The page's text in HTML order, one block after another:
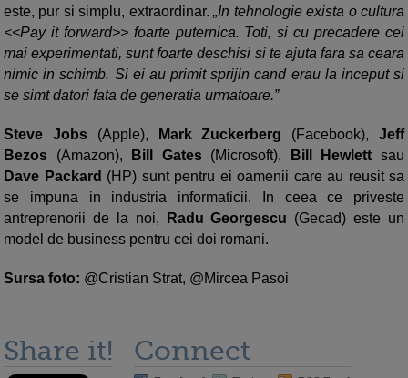
este, pur si simplu, extraordinar.„In tehnologie exista o cultura
<<Pay it forward>> foarte puternica. Toti, si cu precadere cei
mai experimentati, sunt foarte deschisi si te ajuta fara sa ceara
nimic in schimb. Si ei au primit sprijin cand erau la inceput si
se simt datori fata de generatia urmatoare.”
Steve Jobs (Apple), Mark Zuckerberg (Facebook),Jeff
Bezos (Amazon), Bill Gates(Microsoft), Bill Hewlettsau
Dave Packard (HP) sunt pentru ei oamenii care au reusit sa
se impuna in industria informaticii. In ceea ce priveste
antreprenorii de la noi,
Radu Georgescu (Gecad) este un
model de business pentru cei doi romani.
Sursa foto: @Cristian Strat, @Mircea Pasoi
Share it! Connect